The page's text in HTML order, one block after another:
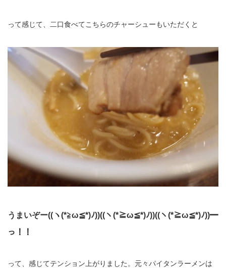
って感じて、二口食べてこちらのチャーシューもいただくと
うまいぞー((ヽ(*≧ω≦*)ﾉ))((ヽ(*≧ω≦*)ﾉ))((ヽ(*≧ω≦*)ﾉ))━
っ！！
って、感じてテンション上がりました。元々パイタンラーメンは